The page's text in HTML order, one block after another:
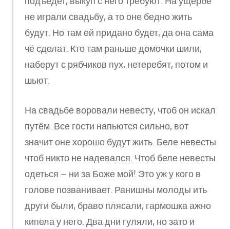
не играли свадьбу, а то оне бедно жить
будут. Но там ей придано будет, да она сама
чё сделат. Кто там раньше домочки шили,
наберут с рябчиков пух, нетеребят, потом и
шьют.
На свадьбе воровали невесту, чтоб он искал
путём. Все гости напьются сильно, вот
значит оне хорошо будут жить. Беле невесты
чтоб никто не надевался. Чтоб беле невесты
одеться – ни за Боже мой! Это уж у кого в
голове позванивает. Ранишны молоды ить
други были, браво плясали, гармошка ажно
кипела у него. Два дни гуляли, но зато и